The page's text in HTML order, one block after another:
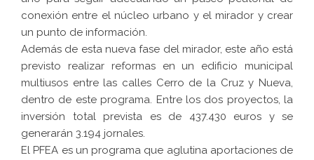
conexión entre el núcleo urbano y el mirador y crear
un punto de información.
Además de esta nueva fase del mirador, este año está
previsto realizar reformas en un edificio municipal
multiusos entre las calles Cerro de la Cruz y Nueva,
dentro de este programa. Entre los dos proyectos, la
inversión total prevista es de 437.430 euros y se
generarán 3.194 jornales.
El PFEA es un programa que aglutina aportaciones de